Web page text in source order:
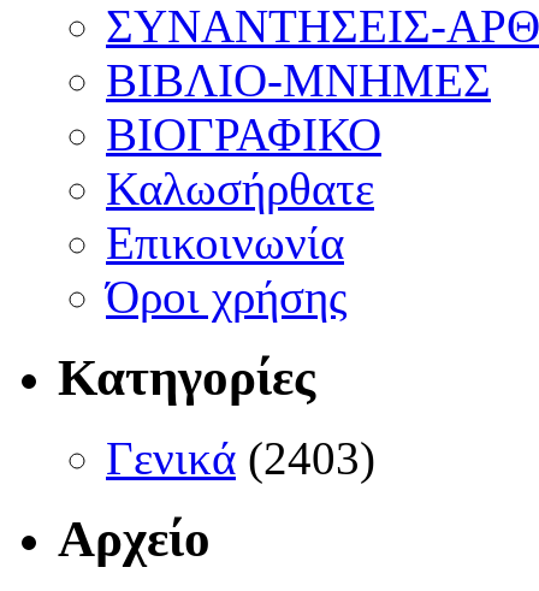
ΣΥΝΑΝΤΗΣΕΙΣ-
ΒΙΒΛΙΟ-ΜΝΗΜΕΣ
ΒΙΟΓΡΑΦΙΚΟ
Καλωσήρθατε
Επικοινωνία
Όροι χρήσης
Κατηγορίες
Γενικά (2403)
Αρχείο